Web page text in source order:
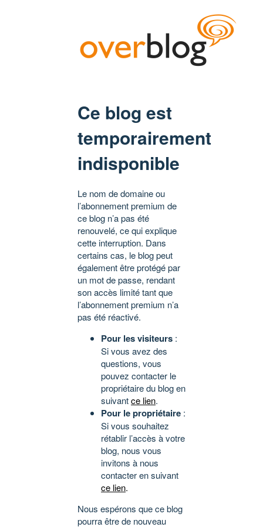
Ce blog est
temporairement
indisponible
Le nom de domaine ou
l’abonnement premium de
ce blog n’a pas été
renouvelé, ce qui explique
cette interruption. Dans
certains cas, le blog peut
également être protégé par
un mot de passe, rendant
son accès limité tant que
l’abonnement premium n’a
pas été réactivé.
Pour les visiteurs :
Si vous avez des
questions, vous
pouvez contacter le
propriétaire du blog en
suivantce lien.
Pour le propriétaire :
Si vous souhaitez
rétablir l’accès à votre
blog, nous vous
invitons à nous
contacter en suivant
ce lien.
Nous espérons que ce blog
pourra être de nouveau